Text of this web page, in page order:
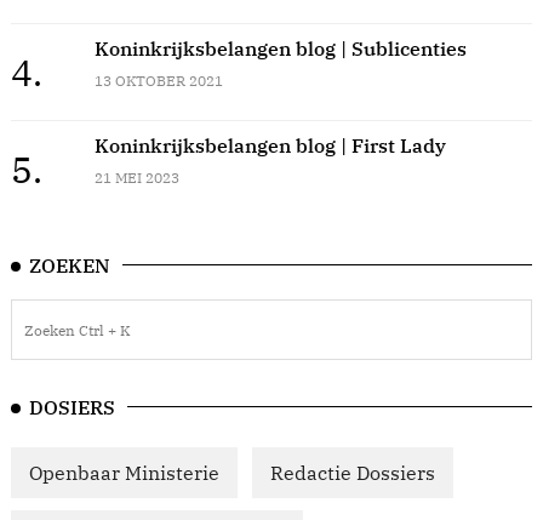
4.
Koninkrijksbelangen blog | Sublicenties
13 OKTOBER 2021
5.
Koninkrijksbelangen blog | First Lady
21 MEI 2023
ZOEKEN
DOSIERS
Openbaar Ministerie Redactie Dossiers